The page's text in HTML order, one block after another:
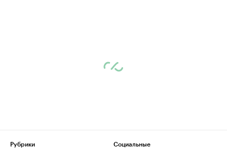
Рубрики
Социальные